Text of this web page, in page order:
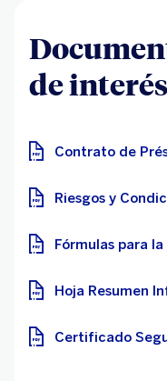
de interés
Contrato de
Riesgos y
Fórmulas para
Hoja Resumen
Certificado